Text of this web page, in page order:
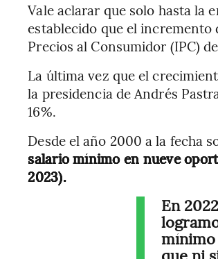
Vale aclarar que solo hasta la
establecido que el
Precios al Consumidor (IPC)
La última vez que el
la presidencia de Andrés
16%.
Desde el año 2000 a la fecha
salario mínimo en nueve
2023).
En
que ni